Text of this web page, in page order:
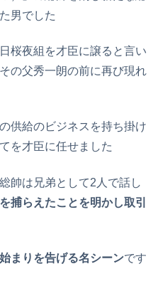
男でした
桜夜組を才臣に譲ると言い
の父秀一朗の前に再び現れ
供給のビジネスを持ち掛け
を才臣に任せました
帥は兄弟として2人で話し
捕らえたことを明かし取引
まりを告げる名シーンです